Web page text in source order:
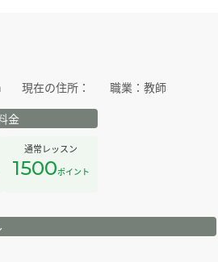
現在の住所： 職業： 教師
金
通常レッスン
1500ポイント